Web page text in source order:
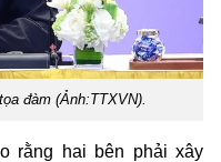
đàm (Ảnh:TTXVN).
rằng hai bên phải xây